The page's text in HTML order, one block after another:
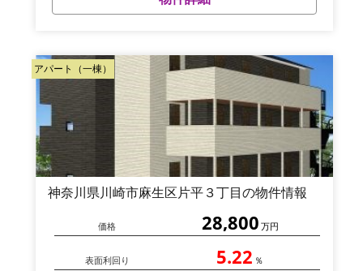
アパート（一棟）
神奈川県川崎市麻生区片平３丁目の物件情報
価格 28,800 万円
表面利回り 5.22 ％